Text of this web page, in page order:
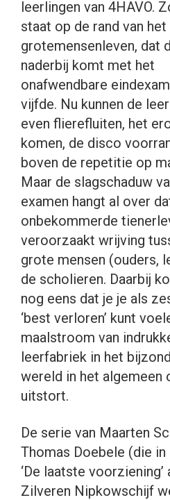
leerlingen van 4HAVO.
staat op de rand van het
grotemensenleven, dat
naderbij komt met het
onafwendbare
vijfde. Nu kunnen de
even flierefluiten, het
komen, de disco
boven de repetitie op
Maar de slagschaduw
examen hangt al over
onbekommerde
veroorzaakt wrijving
grote mensen (ouders,
de scholieren. Daarbij
nog eens dat je je als
‘best verloren’ kunt
maalstroom van
leerfabriek in het
wereld in het algemeen
uitstort.
De serie van Maarten
Thomas Doebele (die
‘De laatste voorziening’
Zilveren Nipkowschijf